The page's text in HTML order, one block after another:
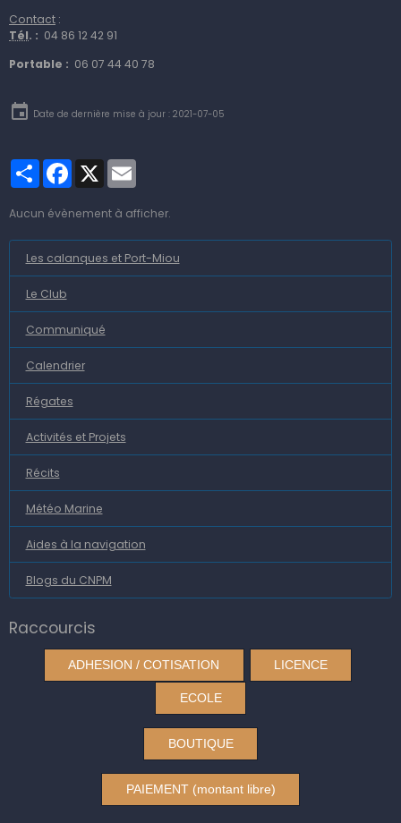
Contact :
Tél. : 04 86 12 42 91
Portable : 06 07 44 40 78
Date de dernière mise à jour : 2021-07-05
PartagerFacebook
X
Aucun évènement à afficher.
Les calanques et Port-Miou
Le Club
Communiqué
Calendrier
Régates
Activités et Projets
Récits
Météo Marine
Aides à la navigation
Blogs du CNPM
Raccourcis
ADHESION / COTISATION LICENCE
ECOLE
BOUTIQUE
PAIEMENT (montant libre)